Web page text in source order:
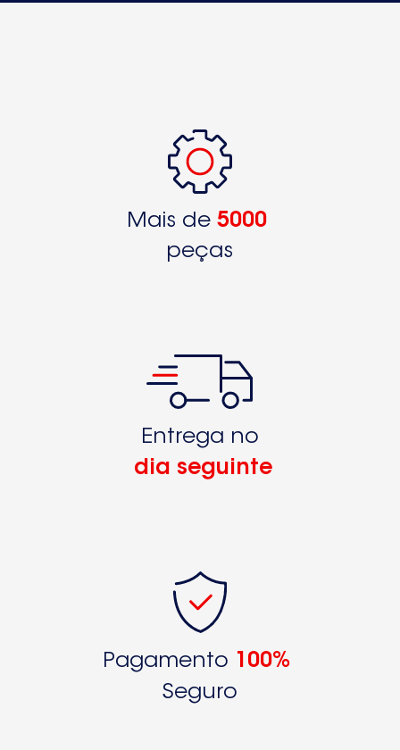
Mais de 5000
peças
Entrega no
dia seguinte
Pagamento
100%
Seguro